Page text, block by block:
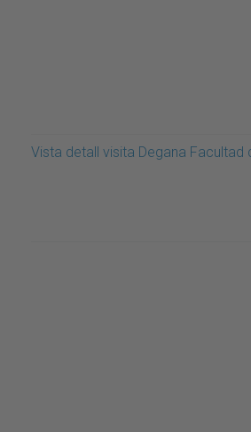
Vista detall visita Degana Facultad